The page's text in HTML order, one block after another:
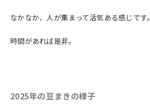
なかなか、人が集まって活気ある感じです。
時間があれば是非。
2025年の豆まきの様子